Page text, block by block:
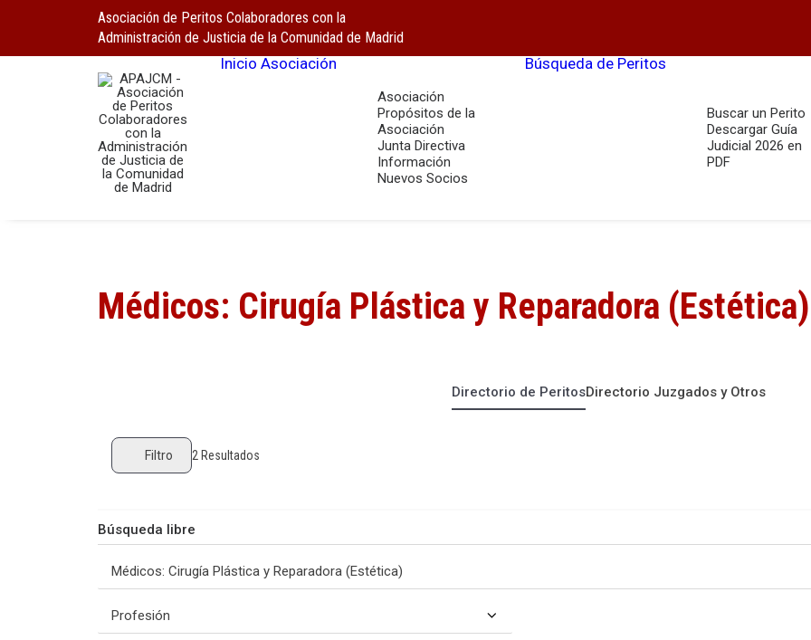
Asociación de Peritos Colaboradores con la
Administración de Justicia de la Comunidad de Madrid
Inicio Asociación
Asociación
Propósitos de la
Asociación
Junta Directiva
Información
Nuevos Socios
Búsqueda de Peritos
Buscar un Perito
Descargar Guía
Judicial 2026 en
PDF
Médicos: Cirugía Plástica y Reparadora (Estética)
Directorio de PeritosDirectorio Juzgados y Otros
Filtro 2 Resultados